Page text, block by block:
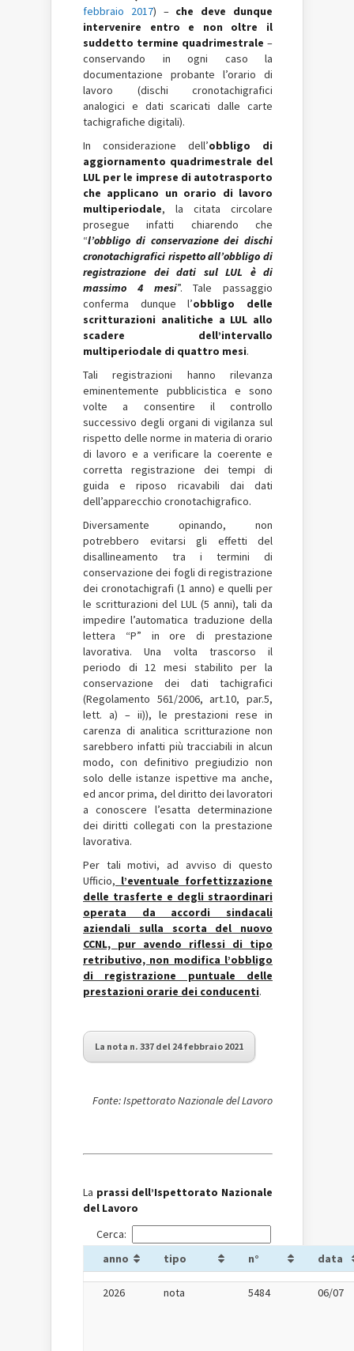
febbraio 2017) – che deve dunque
intervenire entro e non oltre il
suddetto termine quadrimestrale –
conservando in ogni caso la
documentazione probante l’orario di
lavoro (dischi cronotachigrafici
analogici e dati scaricati dalle carte
tachigrafiche digitali).
In considerazione dell’obbligo di
aggiornamento quadrimestrale del
LUL per le imprese di autotrasporto
che applicano un orario di lavoro
multiperiodale, la citata circolare
prosegue infatti chiarendo che
“l’obbligo di conservazione dei dischi
cronotachigrafici rispetto all’obbligo di
registrazione dei dati sul LUL è di
massimo 4 mesi”. Tale passaggio
conferma dunque l’obbligo delle
scritturazioni analitiche a LUL allo
scadere dell’intervallo
multiperiodale di quattro mesi.
Tali registrazioni hanno rilevanza
eminentemente pubblicistica e sono
volte a consentire il controllo
successivo degli organi di vigilanza sul
rispetto delle norme in materia di orario
di lavoro e a verificare la coerente e
corretta registrazione dei tempi di
guida e riposo ricavabili dai dati
dell’apparecchio cronotachigrafico.
Diversamente opinando, non
potrebbero evitarsi gli effetti del
disallineamento tra i termini di
conservazione dei fogli di registrazione
dei cronotachigrafi (1 anno) e quelli per
le scritturazioni del LUL (5 anni), tali da
impedire l’automatica traduzione della
lettera “P” in ore di prestazione
lavorativa. Una volta trascorso il
periodo di 12 mesi stabilito per la
conservazione dei dati tachigrafici
(Regolamento 561/2006, art.10, par.5,
lett. a) – ii)), le prestazioni rese in
carenza di analitica scritturazione non
sarebbero infatti più tracciabili in alcun
modo, con definitivo pregiudizio non
solo delle istanze ispettive ma anche,
ed ancor prima, del diritto dei lavoratori
a conoscere l’esatta determinazione
dei diritti collegati con la prestazione
lavorativa.
Per tali motivi, ad avviso di questo
Ufficio, l’eventuale forfettizzazione
delle trasferte e degli straordinari
operata da accordi sindacali
aziendali sulla scorta del nuovo
CCNL, pur avendo riflessi di tipo
retributivo, non modifica l’obbligo
di registrazione puntuale delle
prestazioni orarie dei conducenti.
La nota n. 337 del 24 febbraio 2021
Fonte: Ispettorato Nazionale del Lavoro
La prassi dell’Ispettorato Nazionale
del Lavoro
Cerca:
anno
tipo n° data
2026 nota 5484 06/07